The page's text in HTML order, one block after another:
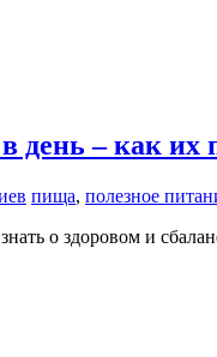
– как их
пища, полезное
о здоровом и